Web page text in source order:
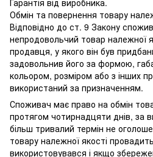
Обмін та повернення товару
Відповідно до ст. 9 Закону
непродовольчий товар належної
продавця, у якого він був
задовольнив його за формою,
кольором, розміром або з інших
використаний за призначенням.
Споживач має право на обмін
протягом чотирнадцяти днів, за
більш тривалий термін не
товару належної якості
використовувався і якщо